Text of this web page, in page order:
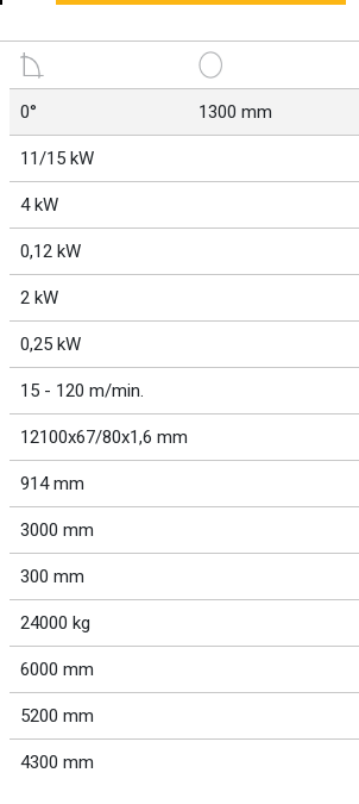
0° 1300 mm
11/15 kW
4 kW
0,12 kW
2 kW
0,25 kW
15 - 120 m/min.
12100x67/80x1,6 mm
914 mm
3000 mm
300 mm
24000 kg
6000 mm
5200 mm
4300 mm